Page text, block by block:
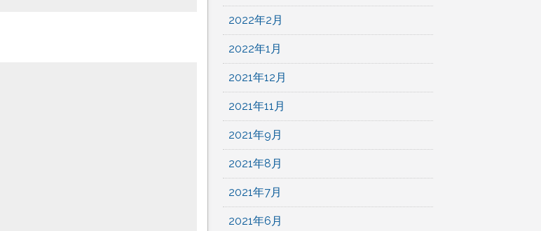
2022年2月
2022年1月
2021年12月
2021年11月
2021年9月
2021年8月
2021年7月
2021年6月